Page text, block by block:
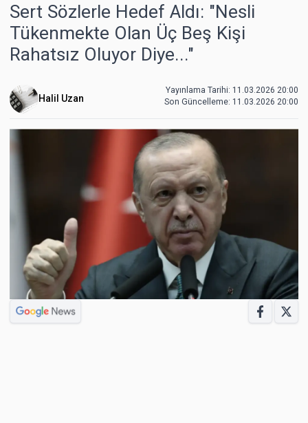
Sert Sözlerle Hedef Aldı: "Nesli
Tükenmekte Olan Üç Beş Kişi
Rahatsız Oluyor Diye..."
Halil Uzan
Yayınlama Tarihi: 11.03.2026 20:00
Son Güncelleme: 11.03.2026 20:00